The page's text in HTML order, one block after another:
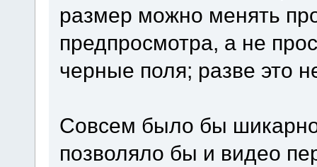
размер можно менять
предпросмотра, а не
черные поля; разве это
Совсем было бы
позволяло бы и видео